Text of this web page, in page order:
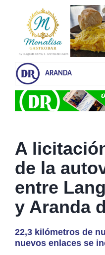
ARANDA
A
de la
entre
y Aranda
22,3 kilómetros de
nuevos enlaces se